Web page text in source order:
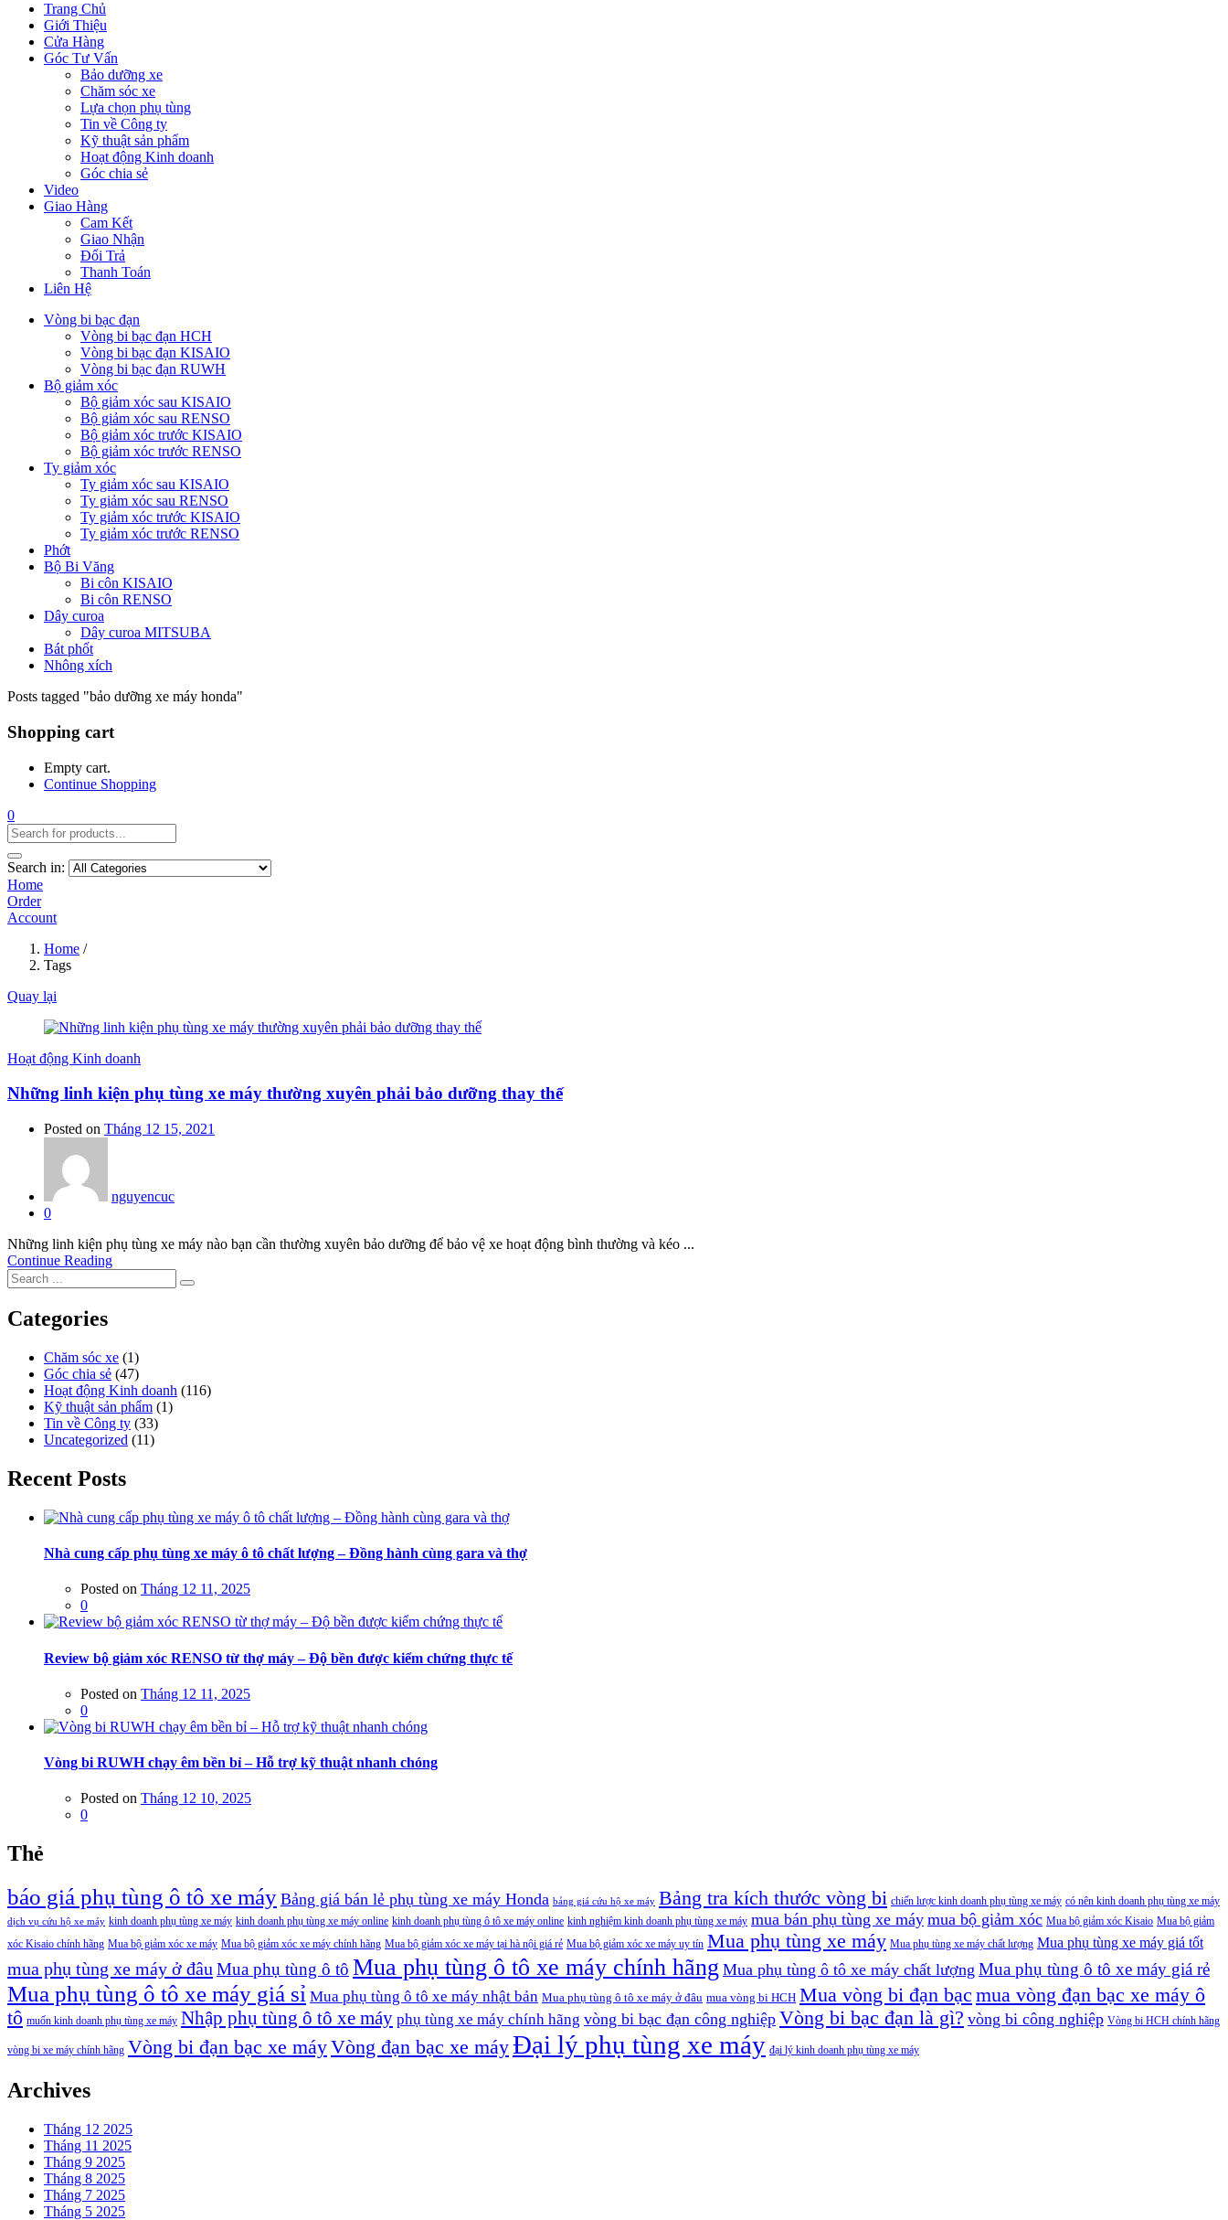
Trang Chủ
Giới Thiệu
Cửa Hàng
Góc Tư Vấn
Bảo dưỡng xe
Chăm sóc xe
Lựa chọn phụ tùng
Tin về Công ty
Kỹ thuật sản phẩm
Hoạt động Kinh doanh
Góc chia sẻ
Video
Giao Hàng
Cam Kết
Giao Nhận
Đổi Trả
Thanh Toán
Liên Hệ
Vòng bi bạc đạn
Vòng bi bạc đạn HCH
Vòng bi bạc đạn KISAIO
Vòng bi bạc đạn RUWH
Bộ giảm xóc
Bộ giảm xóc sau KISAIO
Bộ giảm xóc sau RENSO
Bộ giảm xóc trước KISAIO
Bộ giảm xóc trước RENSO
Ty giảm xóc
Ty giảm xóc sau KISAIO
Ty giảm xóc sau RENSO
Ty giảm xóc trước KISAIO
Ty giảm xóc trước RENSO
Phớt
Bộ Bi Văng
Bi côn KISAIO
Bi côn RENSO
Dây curoa
Dây curoa MITSUBA
Bát phốt
Nhông xích
Posts tagged "bảo dưỡng xe máy honda"
Shopping cart
Empty cart.
Continue Shopping
0
Search in:
Home
Order
Account
Home /
Tags
Quay lại
Hoạt động Kinh doanh
Những linh kiện phụ tùng xe máy thường xuyên phải bảo dưỡng thay thế
Posted on Tháng 12 15, 2021
nguyencuc
0
Những linh kiện phụ tùng xe máy nào bạn cần thường xuyên bảo dưỡng để bảo vệ xe hoạt động bình thường và kéo ...
Continue Reading
Categories
Chăm sóc xe (1)
Góc chia sẻ (47)
Hoạt động Kinh doanh (116)
Kỹ thuật sản phẩm (1)
Tin về Công ty (33)
Uncategorized (11)
Recent Posts
Nhà cung cấp phụ tùng xe máy ô tô chất lượng – Đồng hành cùng gara và thợ
Posted on Tháng 12 11, 2025
0
Review bộ giảm xóc RENSO từ thợ máy – Độ bền được kiểm chứng thực tế
Posted on Tháng 12 11, 2025
0
Vòng bi RUWH chạy êm bền bỉ – Hỗ trợ kỹ thuật nhanh chóng
Posted on Tháng 12 10, 2025
0
Thẻ
báo giá phụ tùng ô tô xe máy Bảng giá bán lẻ phụ tùng xe máy Honda bảng giá cứu hộ xe máy Bảng tra kích thước vòng bi chiến lược kinh doanh phụ tùng xe máy có nên kinh doanh phụ tùng xe máy
dịch vụ cứu hộ xe máy kinh doanh phụ tùng xe máy kinh doanh phụ tùng xe máy online kinh doanh phụ tùng ô tô xe máy online kinh nghiệm kinh doanh phụ tùng xe máy mua bán phụ tùng xe máy mua bộ giảm xóc Mua bộ giảm xóc Kisaio Mua bộ giảm
xóc Kisaio chính hãng Mua bộ giảm xóc xe máy Mua bộ giảm xóc xe máy chính hãng Mua bộ giảm xóc xe máy tại hà nội giá rẻ Mua bộ giảm xóc xe máy uy tín Mua phụ tùng xe máy Mua phụ tùng xe máy chất lượng Mua phụ tùng xe máy giá tốt
mua phụ tùng xe máy ở đâu Mua phụ tùng ô tô Mua phụ tùng ô tô xe máy chính hãng Mua phụ tùng ô tô xe máy chất lượng Mua phụ tùng ô tô xe máy giá rẻ
Mua phụ tùng ô tô xe máy giá sỉ Mua phụ tùng ô tô xe máy nhật bản Mua phụ tùng ô tô xe máy ở đâu mua vòng bi HCH Mua vòng bi đạn bạc mua vòng đạn bạc xe máy ô
tô muốn kinh doanh phụ tùng xe máy Nhập phụ tùng ô tô xe máy phụ tùng xe máy chính hãng vòng bi bạc đạn công nghiệp Vòng bi bạc đạn là gì? vòng bi công nghiệp Vòng bi HCH chính hãng
vòng bi xe máy chính hãng Vòng bi đạn bạc xe máyVòng đạn bạc xe máyĐại lý phụ tùng xe máy đại lý kinh doanh phụ tùng xe máy
Archives
Tháng 12 2025
Tháng 11 2025
Tháng 9 2025
Tháng 8 2025
Tháng 7 2025
Tháng 5 2025